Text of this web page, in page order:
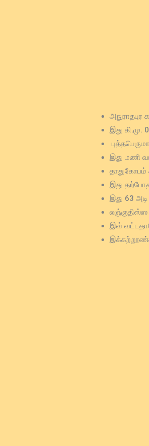
இது
இது மணி
இது
இது 63
லஞ்ஞதிஸ்ஸ
இவ்